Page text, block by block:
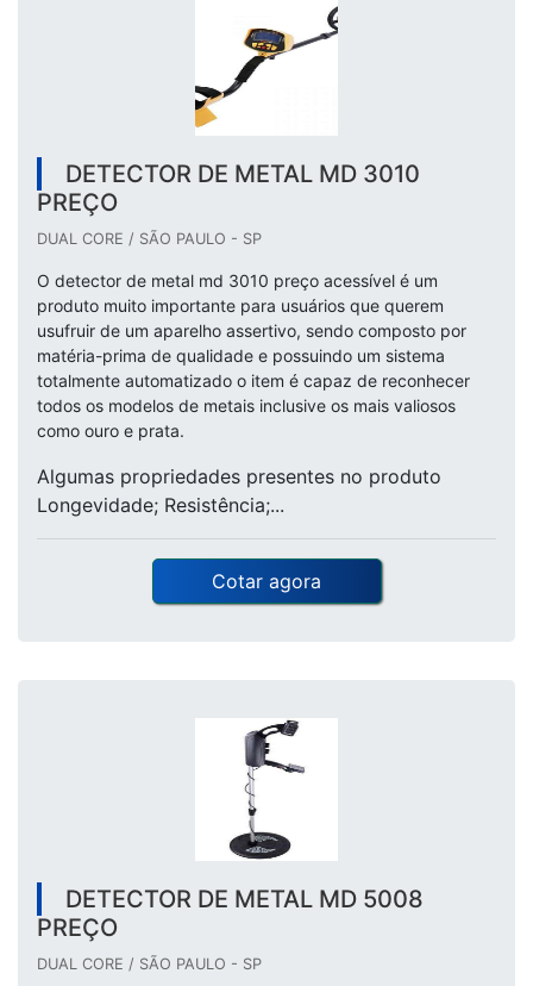
DETECTOR DE METAL MD 3010
PREÇO
DUAL CORE / SÃO PAULO - SP
O detector de metal md 3010 preço acessível é um
produto muito importante para usuários que querem
usufruir de um aparelho assertivo, sendo composto por
matéria-prima de qualidade e possuindo um sistema
totalmente automatizado o item é capaz de reconhecer
todos os modelos de metais inclusive os mais valiosos
como ouro e prata.
Algumas propriedades presentes no produto
Longevidade; Resistência;...
Cotar agora
DETECTOR DE METAL MD 5008
PREÇO
DUAL CORE / SÃO PAULO - SP